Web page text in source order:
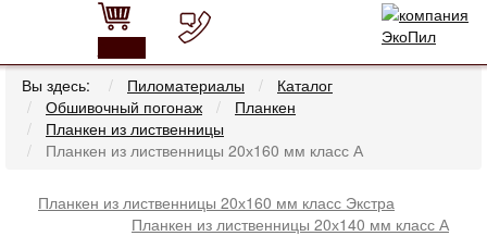
Вы здесь:
Пиломатериалы
Каталог
Обшивочный погонаж
Планкен
Планкен из лиственницы
Планкен из лиственницы 20х160 мм класс А
Планкен из лиственницы 20х160 мм класс Экстра
Планкен из лиственницы 20х140 мм класс А